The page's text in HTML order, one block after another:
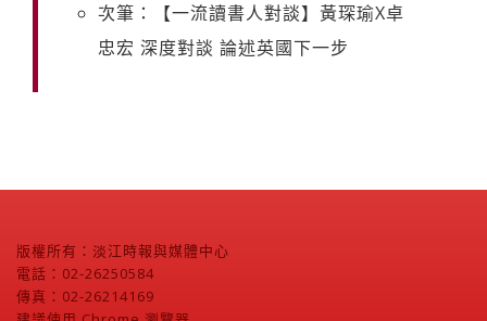
次筆：【一流讀書人對談】黃琛瑜X卓
忠宏 深度對談 論述英國下一步
版權所有：淡江時報與媒體中心
電話：02-26250584
傳真：02-26214169